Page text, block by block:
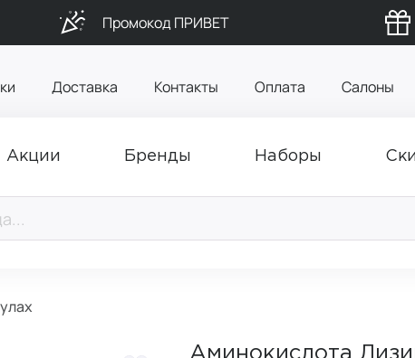
Промокод ПРИВЕТ
Доставка Контакты Оплата Салоны
Акции Бренды Наборы
Аминокислота